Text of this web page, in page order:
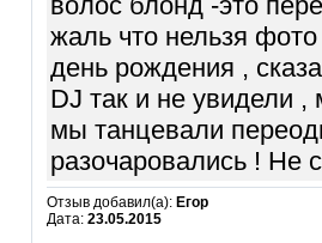
жаль что нельзя
день рождения ,
DJ так и не увидели
мы танцевали
разочаровались ! Не
Отзыв добавил(а): Егор
Дата: 23.05.2015